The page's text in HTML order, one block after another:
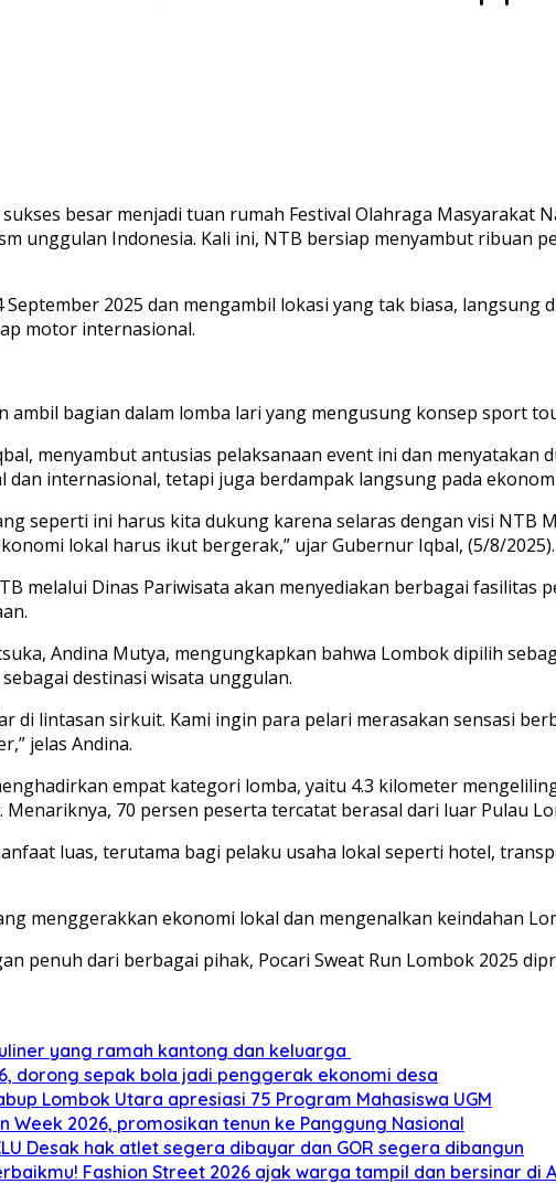
besar menjadi tuan rumah Festival Olahraga Masyarakat
unggulan Indonesia. Kali ini, NTB bersiap menyambut ribuan
2025 dan mengambil lokasi yang tak biasa,
motor internasional.
ambil bagian dalam lomba lari yang mengusung konsep sport
menyambut antusias pelaksanaan event ini dan
dan internasional, tetapi juga berdampak langsung pada
seperti ini harus kita dukung karena selaras dengan visi NTB
lokal harus ikut bergerak,” ujar Gubernur Iqbal, (5/8/2025).
melalui Dinas Pariwisata akan menyediakan berbagai
Andina Mutya, mengungkapkan bahwa Lombok dipilih
destinasi wisata unggulan.
di lintasan sirkuit. Kami ingin para pelari merasakan sensasi
jelas Andina.
empat kategori lomba, yaitu 4.3 kilometer
70 persen peserta tercatat berasal dari luar Pulau
luas, terutama bagi pelaku usaha lokal seperti hotel,
menggerakkan ekonomi lokal dan mengenalkan keindahan
penuh dari berbagai pihak, Pocari Sweat Run Lombok 2025
yang ramah kantong dan keluarga
dorong sepak bola jadi penggerak ekonomi desa
Lombok Utara apresiasi 75 Program Mahasiswa UGM
Week 2026, promosikan tenun ke Panggung Nasional
Desak hak atlet segera dibayar dan GOR segera dibangun
Fashion Street 2026 ajak warga tampil dan bersinar di